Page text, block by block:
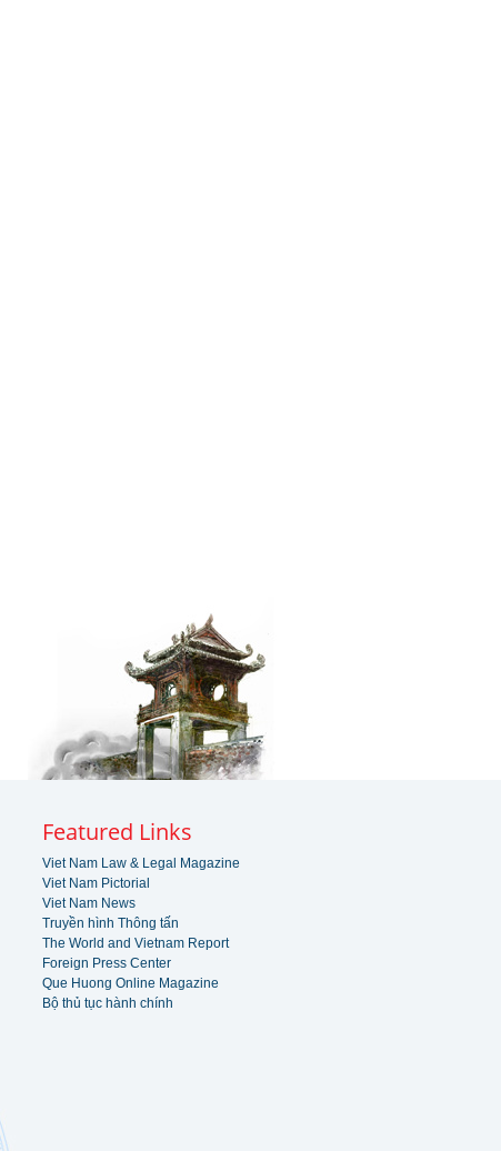
Featured Links
Viet Nam Law & Legal Magazine
Viet Nam Pictorial
Viet Nam News
Truyền hình Thông tấn
The World and Vietnam Report
Foreign Press Center
Que Huong Online Magazine
Bộ thủ tục hành chính